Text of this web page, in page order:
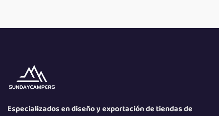
Especializados en diseño y exportación de tiendas de